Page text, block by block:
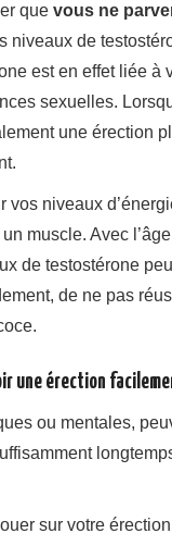
que vous ne
niveaux de
est en effet liée à
sexuelles.
une érection
niveaux
muscle. Avec
de testostérone
de ne pas
une érection
ou mentales,
sur votre